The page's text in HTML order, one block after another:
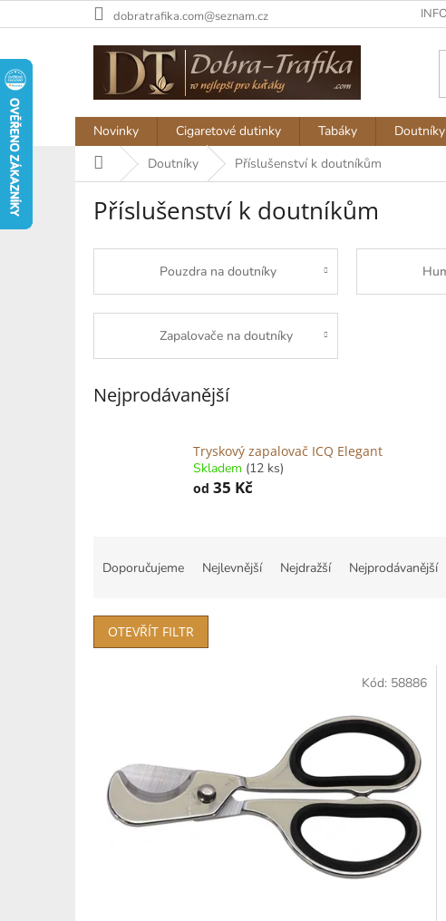
na
dobratrafika.com@seznam.cz
Novinky Cigaretové dutinky Tabáky Doutníky
Domů Doutníky Příslušenství k doutníkům
Příslušenství k doutníkům
Pouzdra na doutníky
Zapalovače na doutníky
Nejprodávanější
Tryskový zapalovač ICQ Elegant
Skladem (12 ks)
od 35 Kč
í
Doporučujeme Nejlevnější Nejdražší Nejprodávanější
OTEVŘÍT FILTR
Kód: 58886